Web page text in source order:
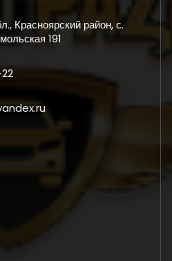
Красноярский район, с.
191